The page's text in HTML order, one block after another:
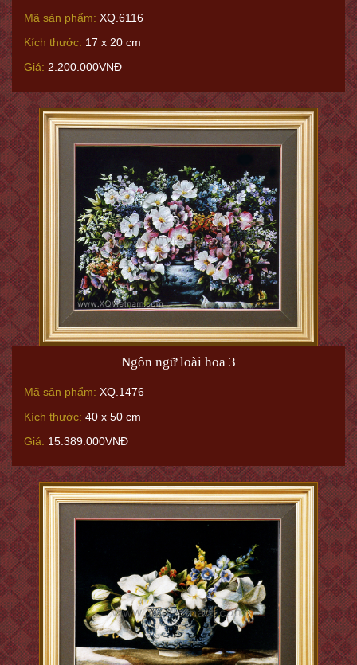
Mã sản phẩm: XQ.6116
Kích thước: 17 x 20 cm
Giá: 2.200.000VNĐ
Ngôn ngữ loài hoa 3
Mã sản phẩm: XQ.1476
Kích thước: 40 x 50 cm
Giá: 15.389.000VNĐ